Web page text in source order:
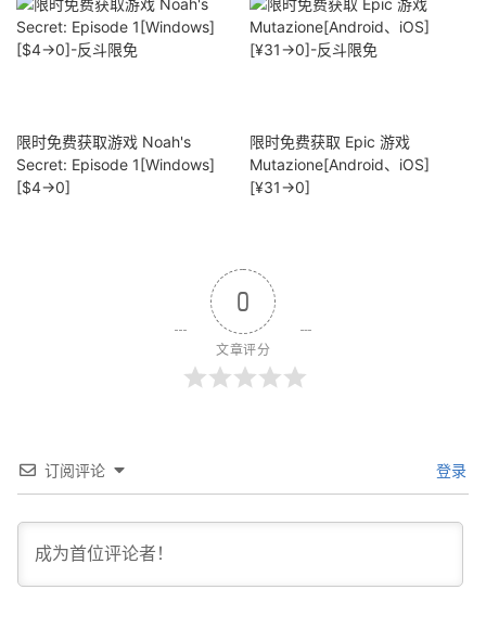
限时免费获取游戏 Noah's
Secret: Episode 1[Windows]
[$4→0]
限时免费获取 Epic 游戏
Mutazione[Android、iOS]
[¥31→0]
0
文章评分
订阅评论 登录